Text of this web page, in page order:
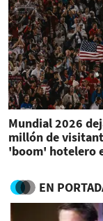
Mundial 2026
millón de
'boom' hotelero
EN